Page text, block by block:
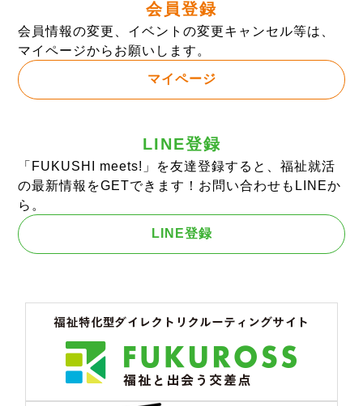
会員登録
会員情報の変更、イベントの変更キャンセル等は、
マイページからお願いします。
マイページ
LINE登録
「FUKUSHI meets!」を友達登録すると、福祉就活
の最新情報をGETできます！お問い合わせもLINEか
ら。
LINE登録